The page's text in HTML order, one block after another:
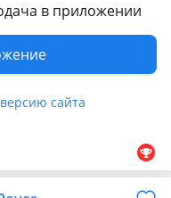
в приложении
сайта
1
Цену уточняйте у менеджера Бензонасос в сборе (станция) Хорошего качества. Гарантия; Отправка регионы день в день, по городу Алматы! Доставка Транспортный компании Avis Logistics Авиа. OPi; Alemtat, Jet Logistics; ЖД через проводника или же багаж; Автобус пассажирский багаж; Оплата нал, безнал, RED рассрочка; Режим работы 9: 00-19: 00; Наш адрес: ТЦ Кар сити магазин 3 ярус 3 ряд бутик 87А